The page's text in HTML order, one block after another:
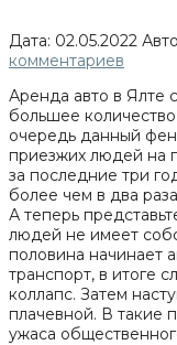
Дата: 02.05.2022
комментариев
Аренда авто в Ялте
большее
очередь данный
приезжих людей на
за последние три
более чем в два
А теперь
людей не имеет
половина начинает
транспорт, в итоге
коллапс. Затем
плачевной. В такие
ужаса